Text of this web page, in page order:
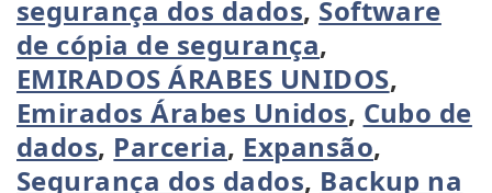
segurança dos dados, Software
de cópia de segurança,
EMIRADOS ÁRABES UNIDOS,
Emirados Árabes Unidos, Cubo de
dados, Parceria, Expansão,
Segurança dos dados, Backup na